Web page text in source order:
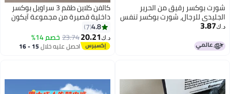
شورت بوكسر رقيق من الحرير
الجليدي للرجال، شورت بوكسر تنفس
للأعمال، شورت بوكسر صيفي بسيط
د.ك‏3.87
كالفن كلاين طقم 3 سراويل بوكسر
داخلية قصيرة من مجموعة آيكون
كوتون ستريتش
4.8
7
د.ك‏20.21
23.74خصم 14%
احصل عليه خلال 15 - 16